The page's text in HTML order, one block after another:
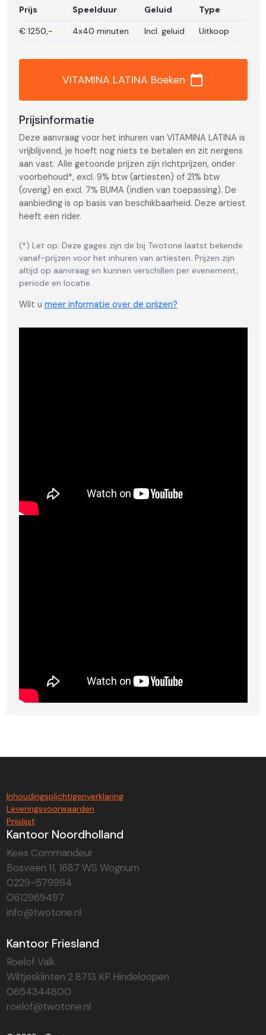
Prijs Speelduur Geluid
Type
€ 1250,- 4x40 minuten Incl. geluid Uitkoop
VITAMINA LATINA Boeken calendar_today
Prijsinformatie
Deze aanvraag voor het inhuren van VITAMINA LATINA is
vrijblijvend, je hoeft nog niets te betalen en zit nergens
aan vast. Alle getoonde prijzen zijn richtprijzen, onder
voorbehoud*, excl. 9% btw (artiesten) of 21% btw
(overig) en excl. 7% BUMA (indien van toepassing). De
aanbieding is op basis van beschikbaarheid. Deze artiest
heeft een rider.
(*) Let op: Deze gages zijn de bij Twotone laatst bekende
vanaf-prijzen voor het inhuren van artiesten. Prijzen zijn
altijd op aanvraag en kunnen verschillen per evenement,
periode en locatie.
Wilt u meer informatie over de prijzen?
Inhoudingsplichtigenverklaring
Leveringsvoorwaarden
Prijslijst
Kantoor Noordholland
Kees Commandeur
Bosveen 11, 1687 WS Wognum
0229-579994
0612969497
info@twotone.nl
Kantoor Friesland
Roelof Valk
Wiltjesklinten 2 8713 KP Hindeloopen
0654344800
roelof@twotone.nl